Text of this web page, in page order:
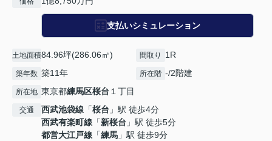
支払いシミュレーション
土地面積84.96坪(286.06㎡) 間取り 1R
築年数 築11年 所在階 -/2階建
所在地 東京都練馬区桜台 １丁目
交通 西武池袋線 「桜台 」駅 徒歩4分
西武有楽町線 「新桜台 」駅 徒歩5分
都営大江戸線 「練馬 」駅 徒歩9分